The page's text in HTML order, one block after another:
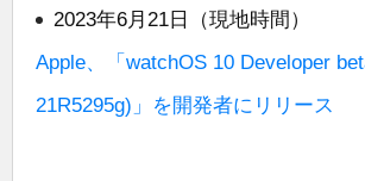
2023年6月21日（現地時間）
Apple、「watchOS 10 Developer
21R5295g)」を開発者にリリース